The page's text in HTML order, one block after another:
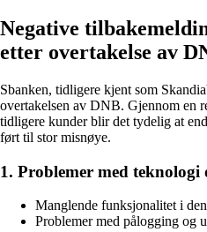
Negative
etter overtakelse av
Sbanken, tidligere kjent som
overtakelsen av DNB. Gjennom en
tidligere kunder blir det tydelig at
ført til stor misnøye.
1. Problemer med teknologi
Manglende funksjonalitet i
Problemer med pålogging og